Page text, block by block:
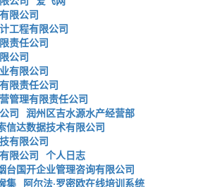
限公司
工程有限公司
责任公司
公司
有限公司
限责任公司
管理有限责任公司
司 润州区吉水源水产经营部
信达数据技术有限公司
有限公司
限公司 个人日志
台国开企业管理咨询有限公司
集 阿尔法·罗密欧在线培训系统